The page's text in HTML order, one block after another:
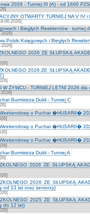
2026 - Turniej III (A) - od 1600
OTWARTY TURNIEJ NA V IV i
06-2026]
i Biegłych Rewidentów - turniej
Polski Księgowych i Biegłych
2026 ZE SŁUPSKĄ
2026 ZE SŁUPSKĄ
W ŻYWCU - TURNIEJ LETNI 2026 dla
Burmistrza Dukli - Turniej C
o Puchar �HUSARII�
o Puchar �HUSARII�
o Puchar �HUSARII�
Burmistrza Dukli - Turniej A
2026 ZE SŁUPSKĄ
2026 ZE SŁUPSKĄ
od 13 lat oraz seniorzy)
2025 ZE SŁUPSKĄ
do 12 lat)